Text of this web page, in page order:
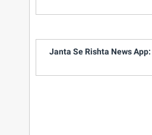
Janta Se Rishta News App: